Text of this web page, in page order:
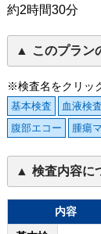
約2時間30分
このプラン
※検査名をクリッ
基本検査 血液検査
腹部エコー
腫瘍
検査内容に
内容